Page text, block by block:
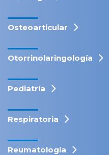
Osteoarticular
Otorrinolaringología
Pediatría
Respiratoria
Reumatología